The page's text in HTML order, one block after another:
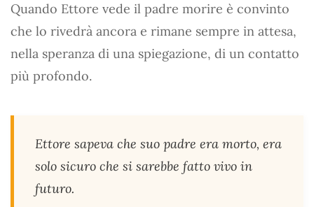
Quando Ettore vede il padre morire è convinto
che lo rivedrà ancora e rimane sempre in attesa,
nella speranza di una spiegazione, di un contatto
più profondo.
Ettore sapeva che suo padre era morto, era
solo sicuro che si sarebbe fatto vivo in
futuro.